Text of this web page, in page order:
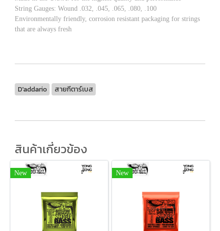
String Gauges: Wound .032, .045, .065, .080, .100
Environmentally friendly, corrosion resistant packaging for strings
that are always fresh
D'addario สายกีตาร์เบส
สินค้าเกี่ยวข้อง
New New